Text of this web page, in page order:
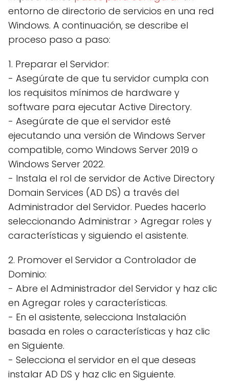
entorno de directorio de servicios en una red
Windows. A continuación, se describe el
proceso paso a paso:
1. Preparar el Servidor:
- Asegúrate de que tu servidor cumpla con
los requisitos mínimos de hardware y
software para ejecutar Active Directory.
- Asegúrate de que el servidor esté
ejecutando una versión de Windows Server
compatible, como Windows Server 2019 o
Windows Server 2022.
- Instala el rol de servidor de Active Directory
Domain Services (AD DS) a través del
Administrador del Servidor. Puedes hacerlo
seleccionando Administrar > Agregar roles y
características y siguiendo el asistente.
2. Promover el Servidor a Controlador de
Dominio:
- Abre el Administrador del Servidor y haz clic
en Agregar roles y características.
- En el asistente, selecciona Instalación
basada en roles o características y haz clic
en Siguiente.
- Selecciona el servidor en el que deseas
instalar AD DS y haz clic en Siguiente.